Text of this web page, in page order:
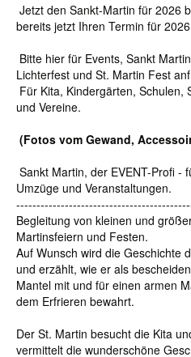
Jetzt den Sankt-Martin für 2026
bereits jetzt Ihren Termin für
Bitte hier für Events, Sankt
Lichterfest und St. Martin Fest
Für Kita, Kindergärten, Schulen,
und Vereine.
(Fotos vom Gewand,
Sankt Martin, der EVENT-Profi -
Umzüge und Veranstaltungen.
Begleitung von kleinen und
Martinsfeiern und Festen.
Auf Wunsch wird die Geschichte
und erzählt, wie er als
Mantel mit und für einen armen
dem Erfrieren bewahrt.
Der St. Martin besucht die Kita
vermittelt die wunderschöne